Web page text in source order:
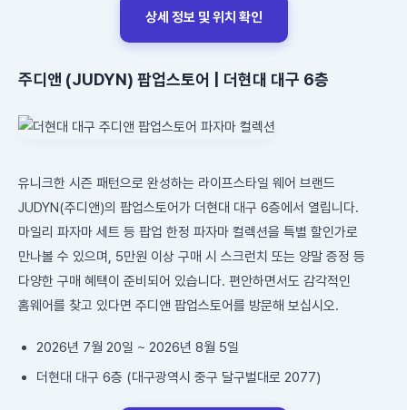
상세 정보 및 위치 확인
주디앤 (JUDYN) 팝업스토어 | 더현대 대구 6층
유니크한 시즌 패턴으로 완성하는 라이프스타일 웨어 브랜드
JUDYN(주디앤)의 팝업스토어가 더현대 대구 6층에서 열립니다.
마일리 파자마 세트 등 팝업 한정 파자마 컬렉션을 특별 할인가로
만나볼 수 있으며, 5만원 이상 구매 시 스크런치 또는 양말 증정 등
다양한 구매 혜택이 준비되어 있습니다. 편안하면서도 감각적인
홈웨어를 찾고 있다면 주디앤 팝업스토어를 방문해 보십시오.
2026년 7월 20일 ~ 2026년 8월 5일
더현대 대구 6층 (대구광역시 중구 달구벌대로 2077)